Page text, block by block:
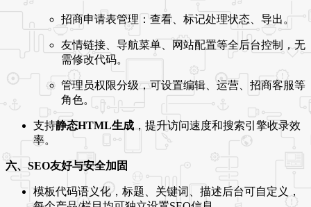
招商申请表管理：查看、标记处理状态、导出。
友情链接、导航菜单、网站配置等全后台控制，无
需修改代码。
管理员权限分级，可设置编辑、运营、招商客服等
角色。
支持静态HTML生成，提升访问速度和搜索引擎收录效
率。
六、SEO友好与安全加固
模板代码语义化，标题、关键词、描述后台可自定义，